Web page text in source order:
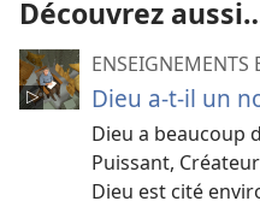
Découvrez
ENSEIGNEMENTS
Dieu a-t-il un
Dieu a beaucoup
Puissant,
Dieu est cité